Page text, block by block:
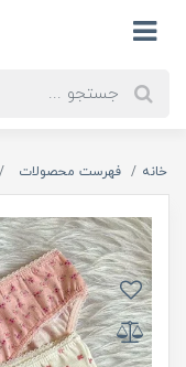
خانه فهرست محصولات